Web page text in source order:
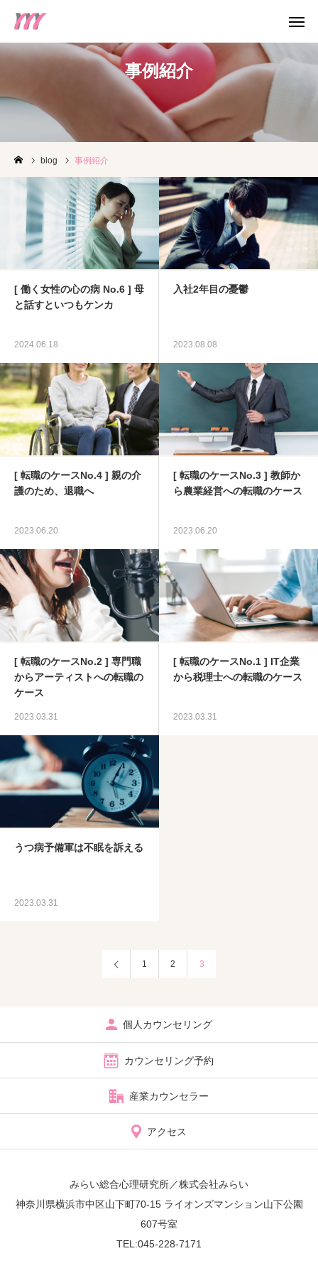
事例紹介
blog 事例紹介
[ 働く女性の心の病 No.6 ] 母
と話すといつもケンカ
2024.06.18
入社2年目の憂鬱
2023.08.08
[ 転職のケースNo.4 ] 親の介
護のため、退職へ
2023.06.20
[ 転職のケースNo.3 ] 教師か
ら農業経営への転職のケース
2023.06.20
[ 転職のケースNo.2 ] 専門職
からアーティストへの転職の
ケース
2023.03.31
[ 転職のケースNo.1 ] IT企業
から税理士への転職のケース
2023.03.31
うつ病予備軍は不眠を訴える
2023.03.31
1 2 3
個人カウンセリング
カウンセリング予約
産業カウンセラー
アクセス
みらい総合心理研究所／株式会社みらい
神奈川県横浜市中区山下町70-15 ライオンズマンション山下公園
607号室
TEL:045-228-7171
WEB 予約
電話予約 友だち追加
アクセス
お知らせ
みらいのカウンセリング
産業カウンセラー
ブログ
会社情報